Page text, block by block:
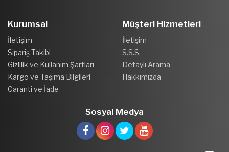
Kurumsal
İletişim
Sipariş Takibi
Gizlilik ve Kullanım Şartları
Kargo ve Taşıma Bilgileri
Garanti ve İade
Müşteri Hizmetleri
İletişim
S.S.S.
Detaylı Arama
Hakkımızda
Sosyal Medya